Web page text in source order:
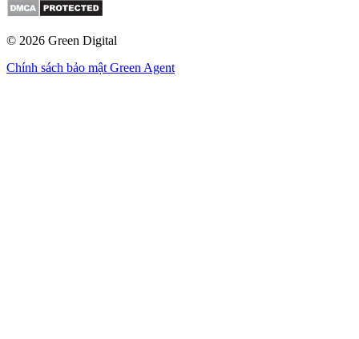
© 2026 Green Digital
Chính sách bảo mật Green Agent